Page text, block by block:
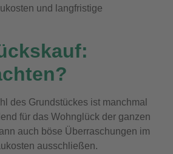
und langfristige
des Grundstückes ist manchmal
für das Wohnglück der ganzen
auch böse Überraschungen im
ausschließen.